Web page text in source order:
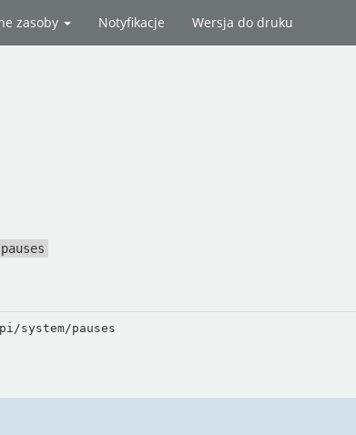
zasoby Notyfikacje Wersja do druku
system/pauses